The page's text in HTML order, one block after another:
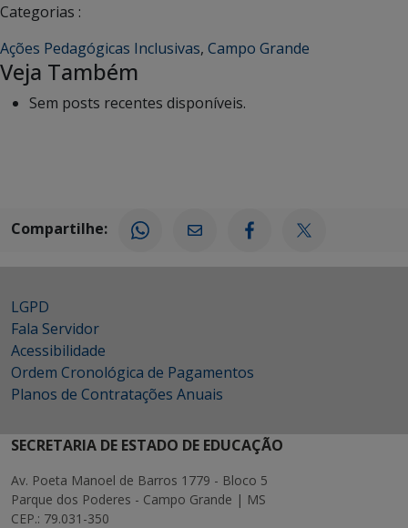
Categorias :
Ações Pedagógicas Inclusivas, Campo Grande
Veja Também
Sem posts recentes disponíveis.
Compartilhe:
LGPD
Fala Servidor
Acessibilidade
Ordem Cronológica de Pagamentos
Planos de Contratações Anuais
SECRETARIA DE ESTADO DE EDUCAÇÃO
Av. Poeta Manoel de Barros 1779 - Bloco 5
Parque dos Poderes - Campo Grande | MS
CEP.: 79.031-350